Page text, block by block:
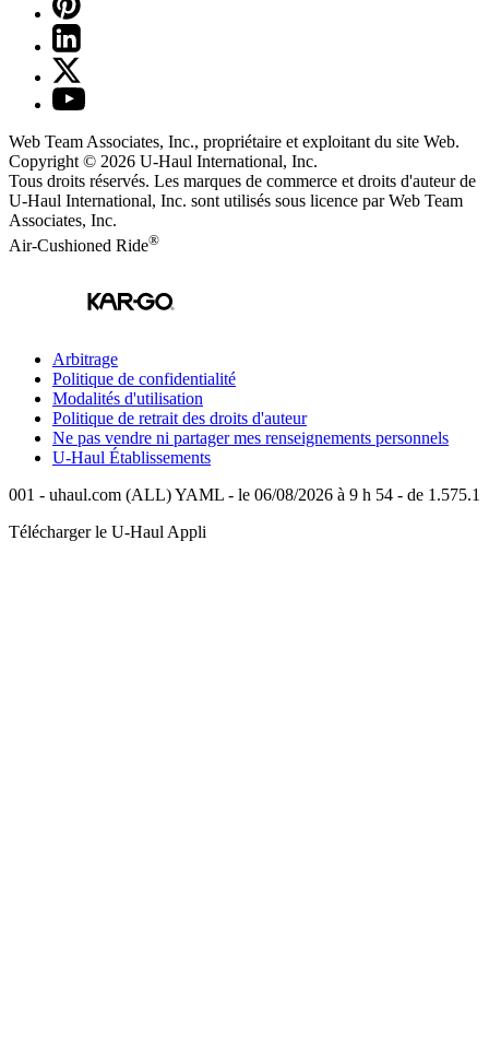
Web Team Associates, Inc., propriétaire et exploitant du site Web.
Copyright © 2026 U-Haul International, Inc.
Tous droits réservés. Les marques de commerce et droits d'auteur de
U-Haul International, Inc. sont utilisés sous licence par Web Team
Associates, Inc.
Air-Cushioned Ride®
Arbitrage
Politique de confidentialité
Modalités d'utilisation
Politique de retrait des droits d'auteur
Ne pas vendre ni partager mes renseignements personnels
U-Haul Établissements
001 - uhaul.com (ALL) YAML - le 06/08/2026 à 9 h 54 - de 1.575.1
Télécharger le U-Haul Appli